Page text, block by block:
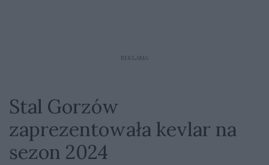
REKLAMA
Stal Gorzów
zaprezentowała kevlar na
sezon 2024